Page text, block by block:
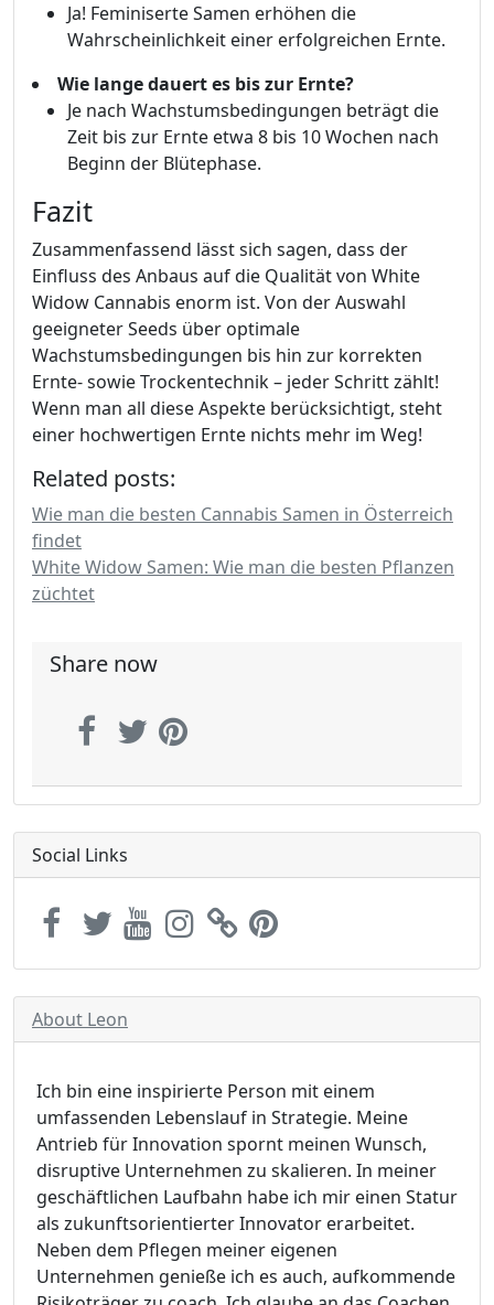
Ja! Feminiserte Samen erhöhen die
Wahrscheinlichkeit einer erfolgreichen Ernte.
Wie lange dauert es bis zur Ernte?
Je nach Wachstumsbedingungen beträgt die
Zeit bis zur Ernte etwa 8 bis 10 Wochen nach
Beginn der Blütephase.
Fazit
Zusammenfassend lässt sich sagen, dass der
Einfluss des Anbaus auf die Qualität von White
Widow Cannabis enorm ist. Von der Auswahl
geeigneter Seeds über optimale
Wachstumsbedingungen bis hin zur korrekten
Ernte- sowie Trockentechnik – jeder Schritt zählt!
Wenn man all diese Aspekte berücksichtigt, steht
einer hochwertigen Ernte nichts mehr im Weg!
Related posts:
Wie man die besten Cannabis Samen in Österreich
findet
White Widow Samen: Wie man die besten Pflanzen
züchtet
Share now
Social Links
About Leon
Ich bin eine inspirierte Person mit einem
umfassenden Lebenslauf in Strategie. Meine
Antrieb für Innovation spornt meinen Wunsch,
disruptive Unternehmen zu skalieren. In meiner
geschäftlichen Laufbahn habe ich mir einen Statur
als zukunftsorientierter Innovator erarbeitet.
Neben dem Pflegen meiner eigenen
Unternehmen genieße ich es auch, aufkommende